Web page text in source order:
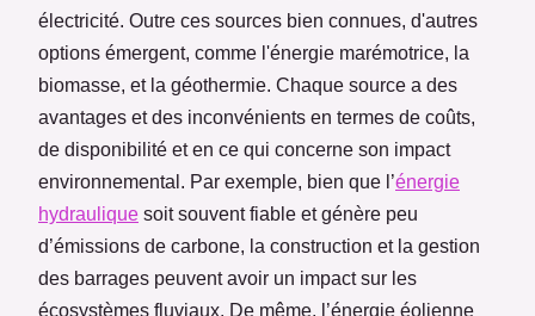
électricité. Outre ces sources bien connues, d'autres
options émergent, comme l'énergie marémotrice, la
biomasse, et la géothermie. Chaque source a des
avantages et des inconvénients en termes de coûts,
de disponibilité et en ce qui concerne son impact
environnemental. Par exemple, bien que l’énergie
hydraulique soit souvent fiable et génère peu
d’émissions de carbone, la construction et la gestion
des barrages peuvent avoir un impact sur les
écosystèmes fluviaux. De même, l’énergie éolienne